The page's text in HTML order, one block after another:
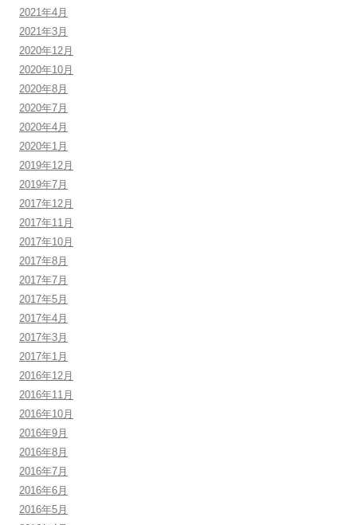
2021年4月
2021年3月
2020年12月
2020年10月
2020年8月
2020年7月
2020年4月
2020年1月
2019年12月
2019年7月
2017年12月
2017年11月
2017年10月
2017年8月
2017年7月
2017年5月
2017年4月
2017年3月
2017年1月
2016年12月
2016年11月
2016年10月
2016年9月
2016年8月
2016年7月
2016年6月
2016年5月